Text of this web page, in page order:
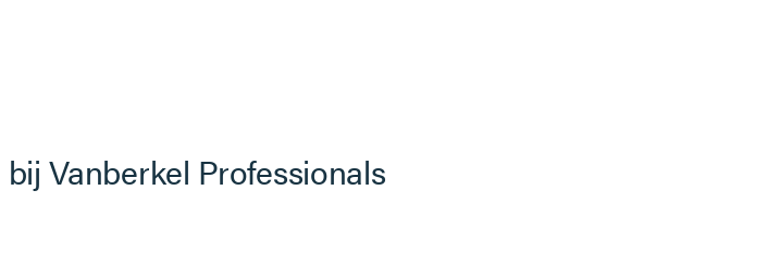
Vanberkel Professionals